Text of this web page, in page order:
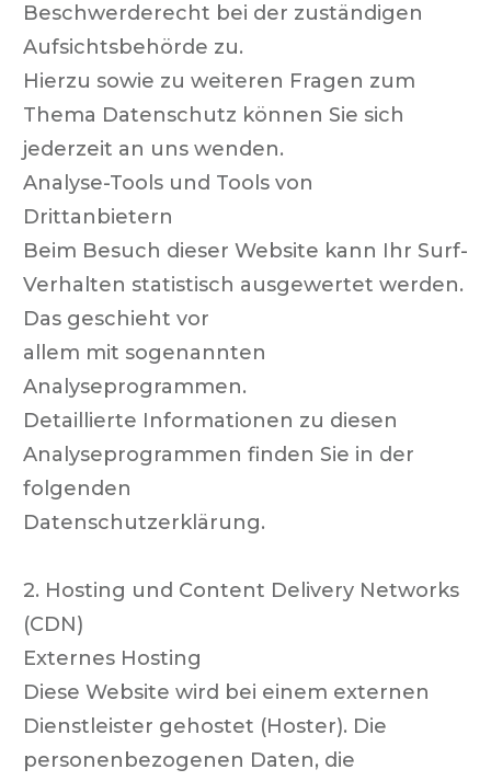
Beschwerderecht bei der zuständigen
Aufsichtsbehörde zu.
Hierzu sowie zu weiteren Fragen zum
Thema Datenschutz können Sie sich
jederzeit an uns wenden.
Analyse-Tools und Tools von
Drittanbietern
Beim Besuch dieser Website kann Ihr Surf-
Verhalten statistisch ausgewertet werden.
Das geschieht vor
allem mit sogenannten
Analyseprogrammen.
Detaillierte Informationen zu diesen
Analyseprogrammen finden Sie in der
folgenden
Datenschutzerklärung.
2. Hosting und Content Delivery Networks
(CDN)
Externes Hosting
Diese Website wird bei einem externen
Dienstleister gehostet (Hoster). Die
personenbezogenen Daten, die